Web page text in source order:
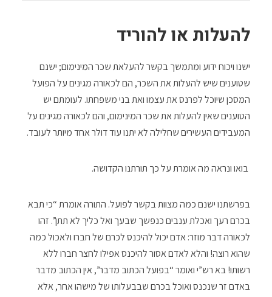
להעלות או להוריד
ישנו ויכוח ידוע ומתמשך בקשר להעלאת שכר המינימום; ישנם
שטוענים שיש להעלות את השכר, הם לכאורה מגינים על הפועל
המסכן שיוכל לפרנס את עצמו ואת בני משפחתו. לעומתם יש
הטוענים שאין להעלות את שכר המינימום, והם לכאורה מגינים על
המעבידים העשירים שחלילה לא יתנו עוד דולר אחד מיותר לעובד.
בואו ונראה מה אומרת על כך תורתנו הקדושה.
בפרשתנו ישנם כמה מצוות בקשר לפועל. התורה אומרת “כי תבא
בכרם רעך ואכלת ענבים כנפשך שבעך ואל כליך לא תתן”. זהו
לכאורה דבר מוזר: אדם יכול להיכנס לכרם של חברו ולאכול כמה
שהוא רוצה! והלא לאדם אסור להיכנס אפילו לחצר חברו ללא
רשותו! בא רש”י ואומר “בפועל הכתוב מדבר”, אין הכתוב מדבר
באדם זר שנכנס ואוכל בכרם שבבעלותו של מישהו אחר, אלא